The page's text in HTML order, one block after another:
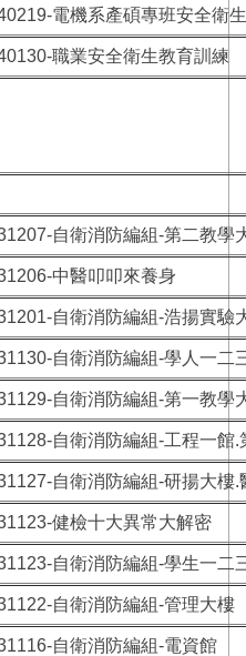
電機系產碩專班安全衛
職業安全衛生教育訓練
自衛消防編組-第二教學
中醫叩叩來養身
自衛消防編組-浩揚實驗
自衛消防編組-學人一二
自衛消防編組-第一教學
自衛消防編組-工程一館
自衛消防編組-研揚大樓.
健檢十大異常大解密
自衛消防編組-學生一二
自衛消防編組-管理大樓
自衛消防編組-電資館